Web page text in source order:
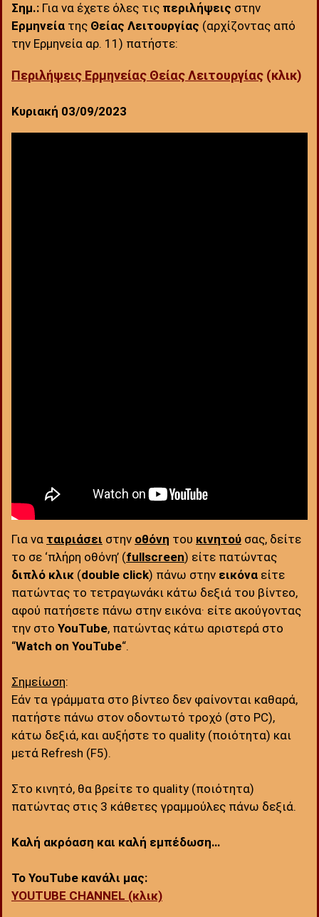
Σημ.: Για να έχετε όλες τις περιλήψεις στην
Ερμηνεία της Θείας Λειτουργίας (αρχίζοντας από
την Ερμηνεία αρ. 11) πατήστε:
Περιλήψεις Ερμηνείας Θείας Λειτουργίας (κλικ)
Κυριακή 03/09/2023
Για να ταιριάσει στην οθόνη του κινητού σας, δείτε
το σε ‘πλήρη οθόνη’ (fullscreen) είτε πατώντας
διπλό κλικ (double click) πάνω στην εικόνα είτε
πατώντας το τετραγωνάκι κάτω δεξιά του βίντεο,
αφού πατήσετε πάνω στην εικόνα· είτε ακούγοντας
την στο YouTube, πατώντας κάτω αριστερά στο
“Watch on YouTube“.
Σημείωση:
Εάν τα γράμματα στο βίντεο δεν φαίνονται καθαρά,
πατήστε πάνω στον οδοντωτό τροχό (στο PC),
κάτω δεξιά, και αυξήστε το quality (ποιότητα) και
μετά Refresh (F5).
Στο κινητό, θα βρείτε το quality (ποιότητα)
πατώντας στις 3 κάθετες γραμμούλες πάνω δεξιά.
Καλή ακρόαση και καλή εμπέδωση…
Το YouTube κανάλι μας:
YOUTUBE CHANNEL (κλικ)